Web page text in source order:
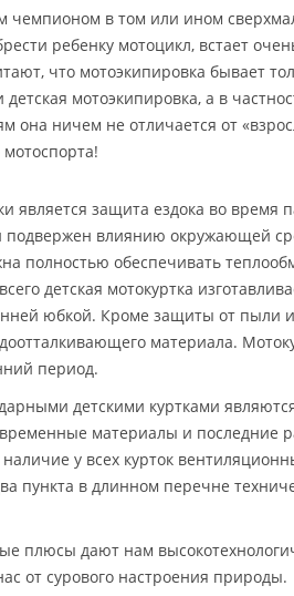
в том или ином
ребенку мотоцикл, встает
что мотоэкипировка бывает
мотоэкипировка, а в
она ничем не отличается от
является защита ездока во время
подвержен влиянию окружающей
полностью обеспечивать
детская мотокуртка
юбкой. Кроме защиты от пыли
материала.
период.
детскими куртками
материалы и последние
наличие у всех курток
пункта в длинном перечне
плюсы дают нам
от сурового настроения природы.